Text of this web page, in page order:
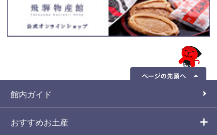
館内ガイド
おすすめお土産